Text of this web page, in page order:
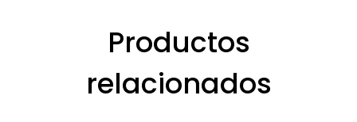
Productos
relacionados